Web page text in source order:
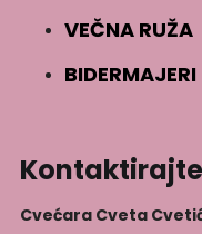
VEČNA RUŽA
BIDERMAJERI
Cvećara Cveta